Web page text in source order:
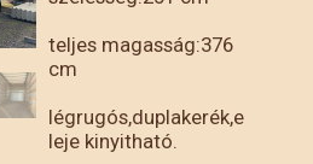
teljes magasság:376
cm
légrugós,duplakerék,e
leje kinyitható.